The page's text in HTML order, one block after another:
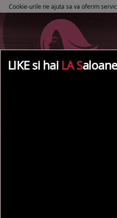
Cookie-urile ne ajuta sa va oferim
LIKE si hai LA S